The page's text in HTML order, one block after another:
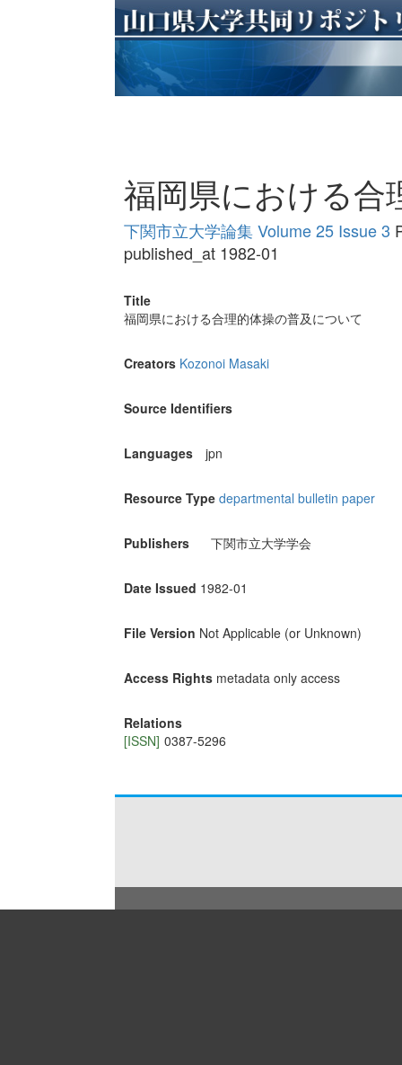
福岡県における合
下関市立大学論集 Volume 25 Issue 3
published_at 1982-01
Title
福岡県における合理的体操の普及について
Creators Kozonoi Masaki
Source Identifiers
Languages jpn
Resource Type departmental bulletin paper
Publishers 下関市立大学学会
Date Issued 1982-01
File Version Not Applicable (or Unknown)
Access Rights metadata only access
Relations
[ISSN] 0387-5296